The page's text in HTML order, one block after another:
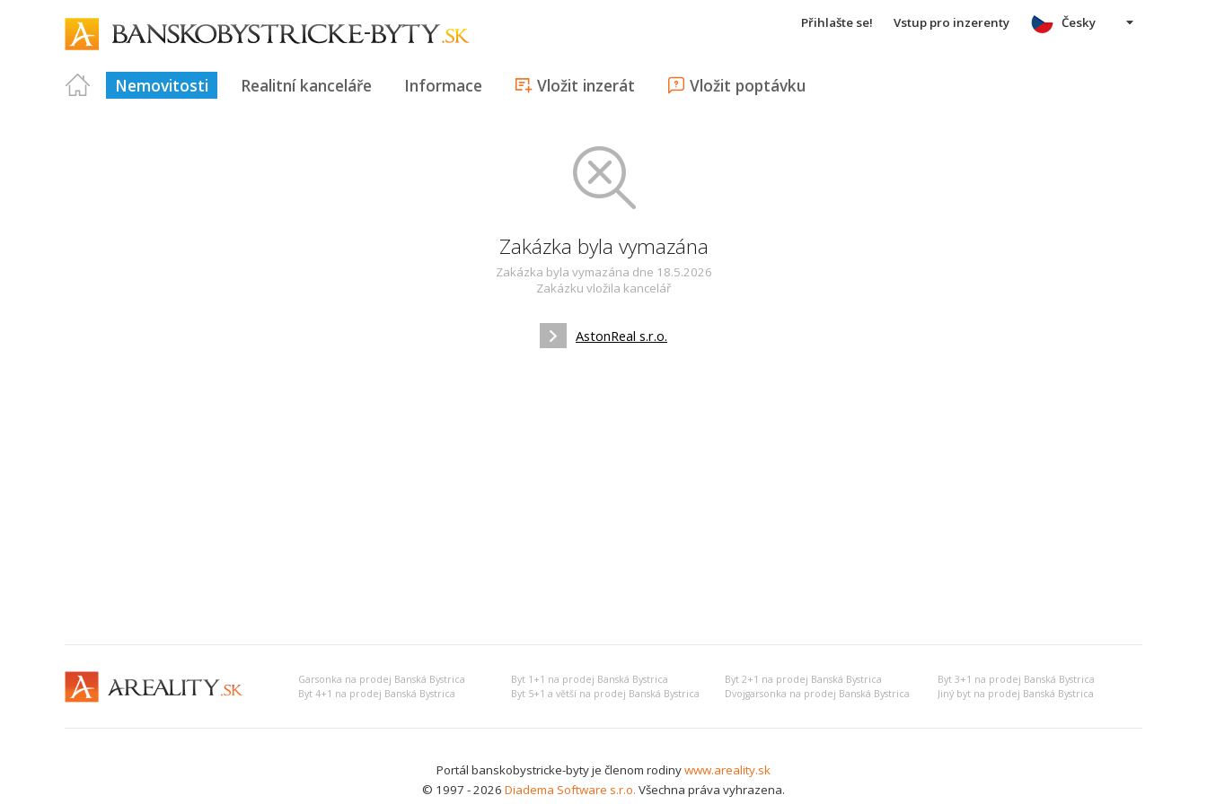
Přihlašte se! Vstup pro inzerenty
Nemovitosti Realitní kanceláře Informace Vložit inzerát Vložit poptávku
Česky
Zakázka byla vymazána
Zakázka byla vymazána dne 18.5.2026
Zakázku vložila kancelář
AstonReal s.r.o.
Garsonka na prodej Banská Bystrica Byt 1+1 na prodej Banská Bystrica Byt 2+1 na prodej Banská Bystrica
Byt 3+1 na prodej Banská Bystrica
Byt 4+1 na prodej Banská Bystrica
Byt 5+1 a větší na prodej Banská Bystrica Dvojgarsonka na prodej Banská Bystrica Jiný byt na prodej Banská Bystrica
Portál banskobystricke-byty je členom rodinywww.areality.sk
© 1997 - 2026 Diadema Software s.r.o. Všechna práva vyhrazena.